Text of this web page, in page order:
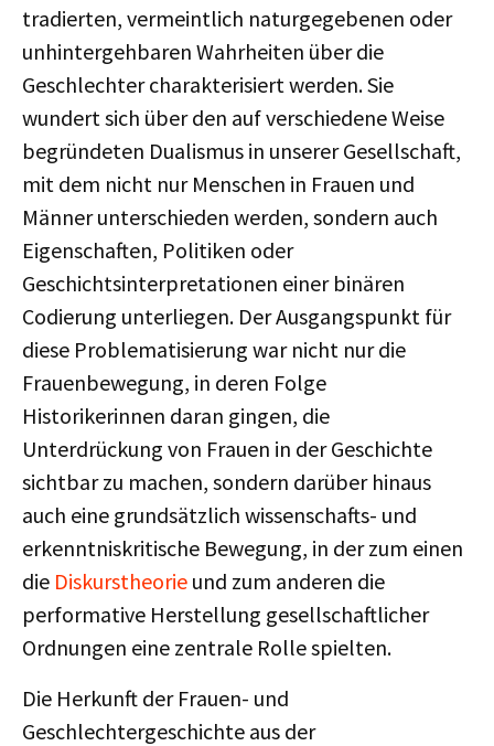
tradierten, vermeintlich naturgegebenen oder
unhintergehbaren Wahrheiten über die
Geschlechter charakterisiert werden. Sie
wundert sich über den auf verschiedene Weise
begründeten Dualismus in unserer Gesellschaft,
mit dem nicht nur Menschen in Frauen und
Männer unterschieden werden, sondern auch
Eigenschaften, Politiken oder
Geschichtsinterpretationen einer binären
Codierung unterliegen. Der Ausgangspunkt für
diese Problematisierung war nicht nur die
Frauenbewegung, in deren Folge
Historikerinnen daran gingen, die
Unterdrückung von Frauen in der Geschichte
sichtbar zu machen, sondern darüber hinaus
auch eine grundsätzlich wissenschafts- und
erkenntniskritische Bewegung, in der zum einen
die Diskurstheorie und zum anderen die
performative Herstellung gesellschaftlicher
Ordnungen eine zentrale Rolle spielten.
Die Herkunft der Frauen- und
Geschlechtergeschichte aus der